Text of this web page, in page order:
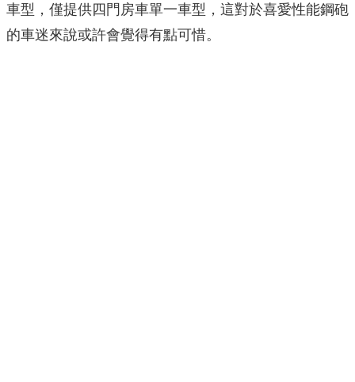
車型，僅提供四門房車單一車型，這對於喜愛性能鋼砲
的車迷來說或許會覺得有點可惜。